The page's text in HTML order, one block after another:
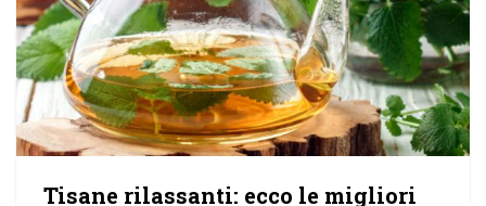
Tisane rilassanti: ecco le migliori